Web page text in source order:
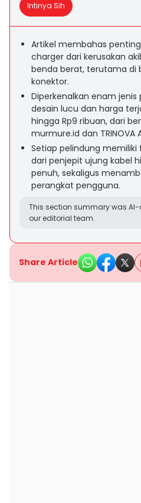
Intinya Sih
Artikel membahas
charger dari kerusakan
benda berat, terutama di
konektor.
Diperkenalkan enam
desain lucu dan harga
hingga Rp9 ribuan, dari
murmure.id dan TRINOVA
Setiap pelindung memiliki
dari penjepit ujung kabel
penuh, sekaligus
perangkat pengguna.
This section summary was
our editorial team.
Share Article